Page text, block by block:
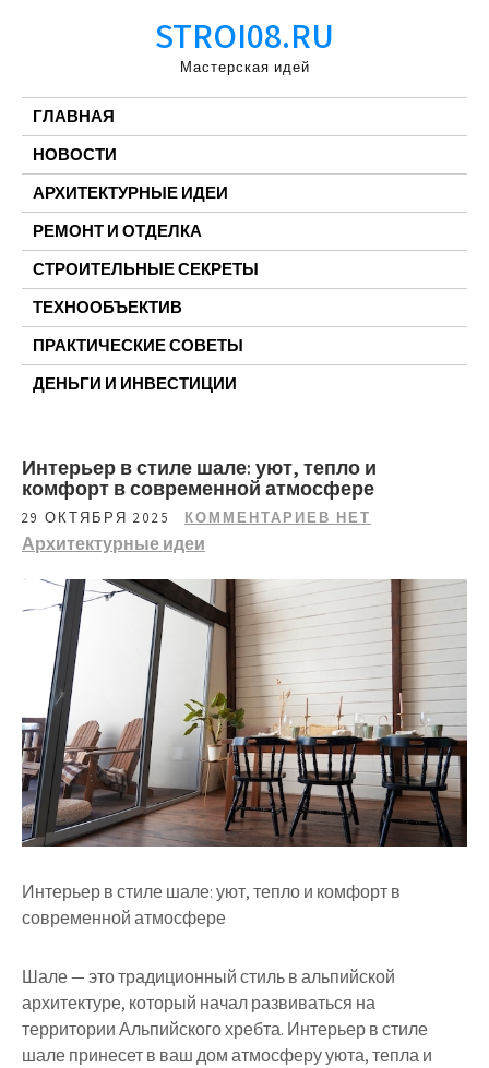
STROI08.RU
Мастерская идей
ГЛАВНАЯ
НОВОСТИ
АРХИТЕКТУРНЫЕ ИДЕИ
РЕМОНТ И ОТДЕЛКА
СТРОИТЕЛЬНЫЕ СЕКРЕТЫ
ТЕХНООБЪЕКТИВ
ПРАКТИЧЕСКИЕ СОВЕТЫ
ДЕНЬГИ И ИНВЕСТИЦИИ
Интерьер в стиле шале: уют, тепло и
комфорт в современной атмосфере
29 ОКТЯБРЯ 2025 КОММЕНТАРИЕВ НЕТ
Архитектурные идеи
Интерьер в стиле шале: уют, тепло и комфорт в
современной атмосфере
Шале — это традиционный стиль в альпийской
архитектуре, который начал развиваться на
территории Альпийского хребта. Интерьер в стиле
шале принесет в ваш дом атмосферу уюта, тепла и